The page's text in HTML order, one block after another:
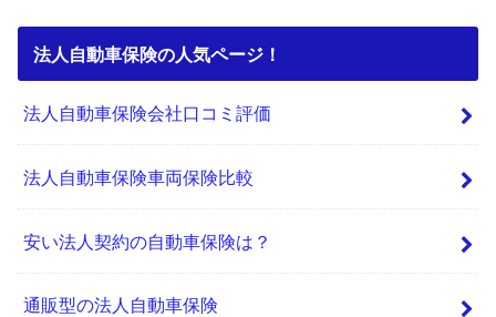
法人自動車保険の人気ページ！
法人自動車保険会社口コミ評価
法人自動車保険車両保険比較
安い法人契約の自動車保険は？
通販型の法人自動車保険